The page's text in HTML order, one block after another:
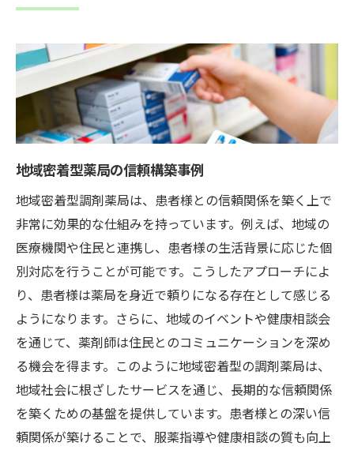
地域密着型薬局の信頼構築事例
地域密着型調剤薬局は、患者様との信頼関係を築く上で
非常に効果的な仕組みを持っています。例えば、地域の
医療機関や住民と連携し、患者様の生活背景に応じた個
別対応を行うことが可能です。こうしたアプローチによ
り、患者様は薬局を身近で頼りになる存在として感じる
ようになります。さらに、地域のイベントや健康相談会
を通じて、薬剤師は住民とのコミュニケーションを深め
る機会を得ます。このように地域密着型の調剤薬局は、
地域社会に根ざしたサービスを通じ、長期的な信頼関係
を築くための基盤を提供しています。患者様との深い信
頼関係が築けることで、服薬指導や健康相談の質も向上